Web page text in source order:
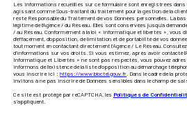
Les informations recueillies sur ce formulaire sont enregistrées
agissant comme Sous-traitant du traitement pour la gestion de la
reste Responsable du Traitement de vos Données personnelles. La
légitime de l'Agence / du Réseau. Elles sont conservées jusqu'à
/ au Réseau. Conformément à la loi « informatique et libertés », vous
d’effacement, d’opposition, de limitation et de portabilité de vos
tout moment en contactant directement l’Agence / Le Réseau.
d’informations sur vos droits. Si vous estimez, après avoir contacté
Informatique et Libertés » ne sont pas respectés, vous pouvez
informons de l’existence de la liste d'opposition au démarchage
vous inscrire ici : https://www.bloctel.gouv.fr. Dans le cadre de la
invitons à ne pas inscrire de Données sensibles dans le champ de
Ce site est protégé par reCAPTCHA, les Politiques de
s'appliquent.